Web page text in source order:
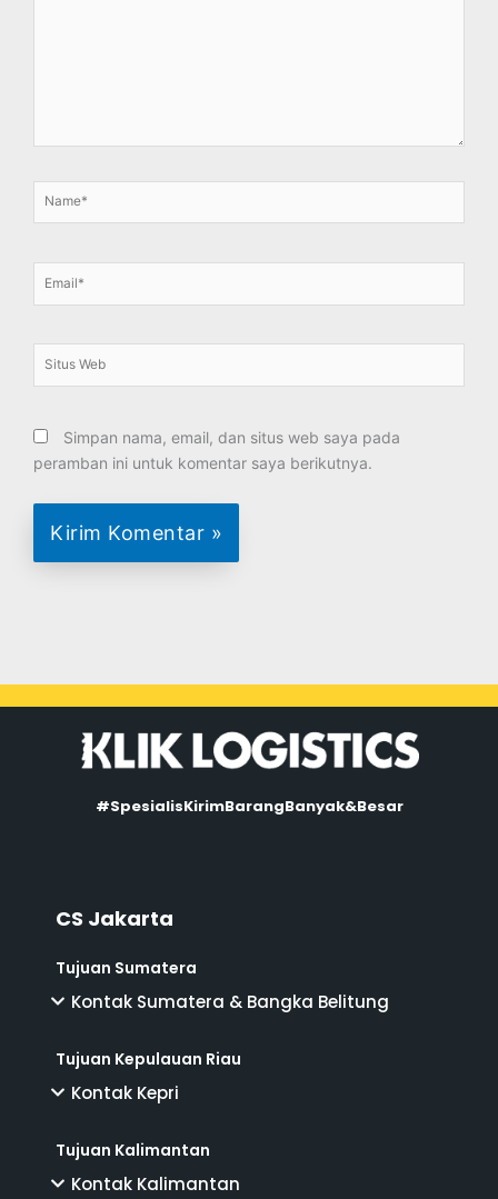
Name*
Email*
Situs
Simpan nama, email, dan situs web saya pada
peramban ini untuk komentar saya berikutnya.
#SpesialisKirimBarangBanyak&Besar
CS Jakarta
Tujuan Sumatera
Kontak Sumatera & Bangka Belitung
Tujuan Kepulauan Riau
Kontak Kepri
Tujuan Kalimantan
Kontak Kalimantan